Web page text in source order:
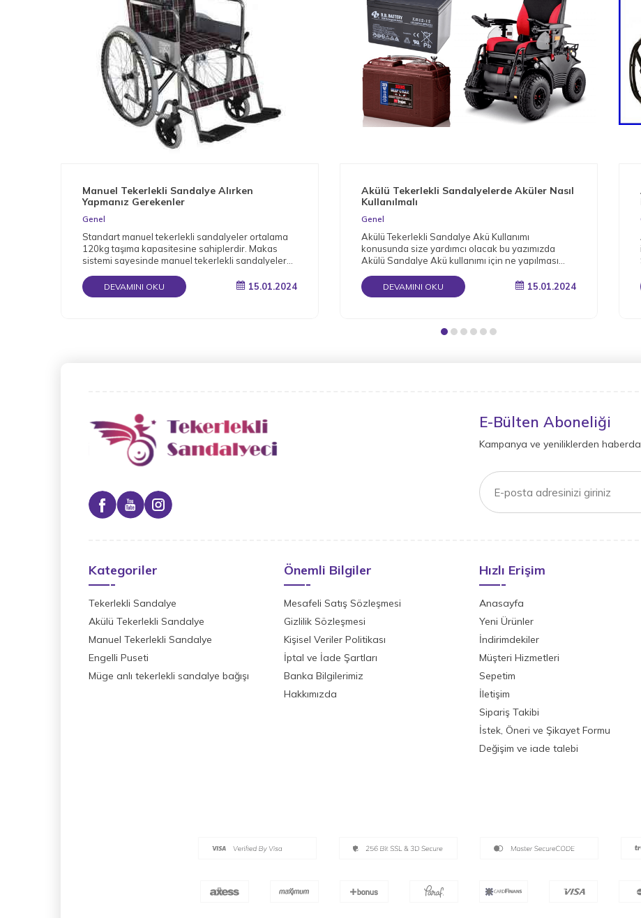
Manuel Tekerlekli Sandalye Alırken
Yapmanız Gerekenler
Genel
Standart manuel tekerlekli sandalyeler ortalama
120kg taşıma kapasitesine sahiplerdir. Makas
sistemi sayesinde manuel tekerlekli sandalyeler
DEVAMINI OKU 15.01.2024
Akülü Tekerlekli Sandalyelerde Aküler Nasıl
Kullanılmalı
Genel
Akülü Tekerlekli Sandalye Akü Kullanımı
konusunda size yardımcı olacak bu yazımızda
Akülü Sandalye Akü kullanımı için ne yapılması
DEVAMINI OKU 15.01.2024
E-Bülten Aboneliği
Kampanya ve yeniliklerden
Kategoriler
Tekerlekli Sandalye
Akülü Tekerlekli Sandalye
Manuel Tekerlekli Sandalye
Engelli Puseti
Müge anlı tekerlekli sandalye bağışı
Önemli Bilgiler
Mesafeli Satış Sözleşmesi
Gizlilik Sözleşmesi
Kişisel Veriler Politikası
İptal ve İade Şartları
Banka Bilgilerimiz
Hakkımızda
Hızlı Erişim
Anasayfa
Yeni Ürünler
İndirimdekiler
Müşteri Hizmetleri
Sepetim
İletişim
Sipariş Takibi
İstek, Öneri ve Şikayet Formu
Değişim ve iade talebi